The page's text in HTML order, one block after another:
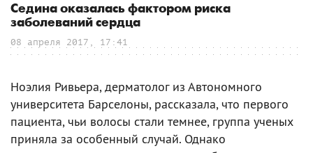
Седина оказалась фактором риска
заболеваний сердца
08 апреля 2017, 17:41
Ноэлия Ривьера, дерматолог из Автономного
университета Барселоны, рассказала, что первого
пациента, чьи волосы стали темнее, группа ученых
приняла за особенный случай. Однако